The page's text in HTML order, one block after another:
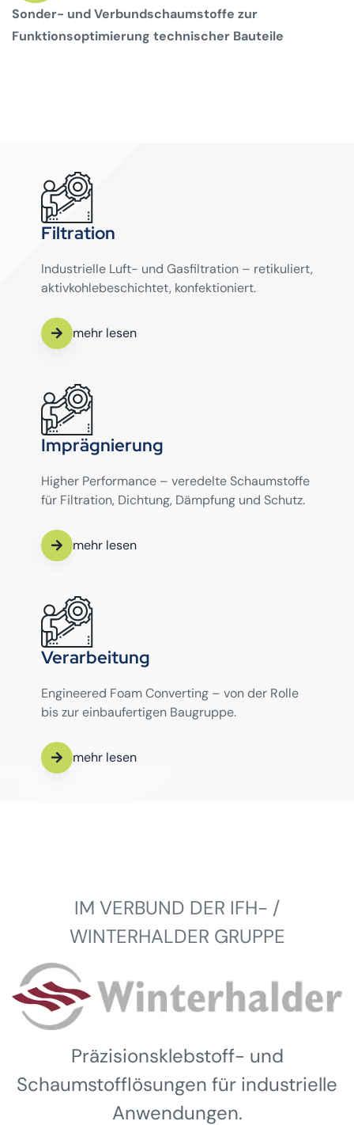
Sonder- und Verbundschaumstoffe zur
Funktionsoptimierung technischer Bauteile
Filtration
Industrielle Luft- und Gasfiltration – retikuliert,
aktivkohlebeschichtet, konfektioniert.
mehr lesen
Imprägnierung
Higher Performance – veredelte Schaumstoffe
für Filtration, Dichtung, Dämpfung und Schutz.
mehr lesen
Verarbeitung
Engineered Foam Converting – von der Rolle
bis zur einbaufertigen Baugruppe.
mehr lesen
IM VERBUND DER IFH- /
WINTERHALDER GRUPPE
Winterhalder
Präzisionsklebstoff- und
Schaumstofflösungen für industrielle
Anwendungen.